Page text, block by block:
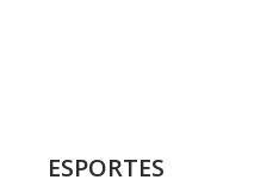
ESPORTES